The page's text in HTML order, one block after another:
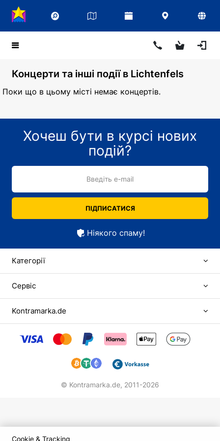
Концерти та інші події в Lichtenfels
Поки що в цьому місті немає концертів.
Хочеш бути в курсі нових
подій?
Введіть e-mail
ПІДПИСАТИСЯ
Ніякого спаму!
Категорії
Сервіс
Kontramarka.de
© Kontramarka.de, 2011-2026
Cookie & Tracking